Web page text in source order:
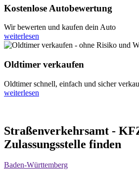
Kostenlose Autobewertung
Wir bewerten und kaufen dein Auto
weiterlesen
Oldtimer verkaufen
Oldtimer schnell, einfach und sicher
weiterlesen
Straßenverkehrsamt -
Zulassungsstelle finden
Baden-Württemberg